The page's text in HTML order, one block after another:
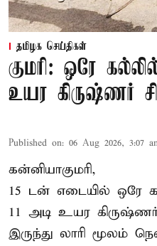
தமிழக செய்திகள்
குமரி: ஒரே
உயர கிருஷ்ணர்
Published on: 06 Aug 2026, 3:07
கன்னியாகுமரி,
15 டன் எடையில் ஒரே
11 அடி உயர கிருஷ்ணர்
இருந்து லாரி மூலம்